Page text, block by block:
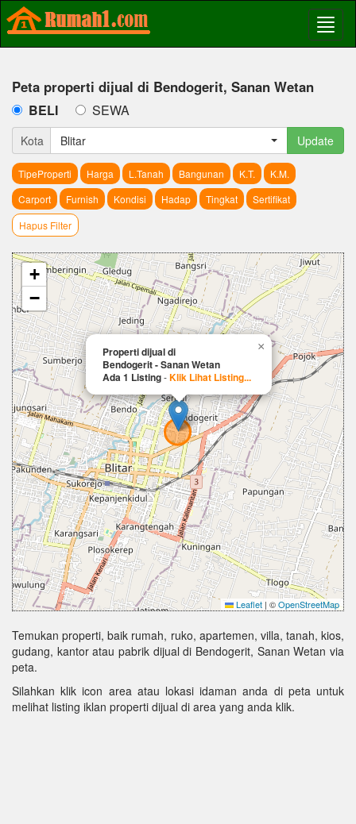
Peta properti dijual di Bendogerit, Sanan Wetan
BELI SEWA
Kota Blitar Update
TipeProperti Harga L.Tanah Bangunan K.T.
K.M.
Carport
Furnish Kondisi Hadap Tingkat
Sertifikat
Hapus Filter
Properti dijual di
Bendogerit - Sanan Wetan
Ada 1 Listing-Klik Lihat Listing...
×
+
−
Leaflet | ©OpenStreetMap
Temukan properti, baik rumah, ruko, apartemen, villa, tanah, kios,
gudang, kantor atau pabrik dijual di Bendogerit, Sanan Wetan via
peta.
Silahkan klik icon area atau lokasi idaman anda di peta untuk
melihat listing iklan properti dijual di area yang anda klik.